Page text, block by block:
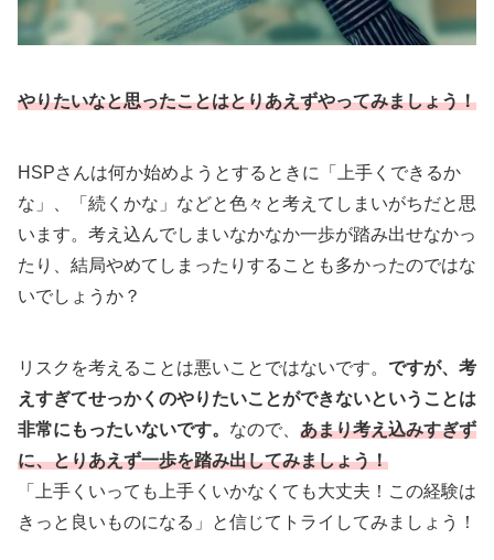
やりたいなと思ったことはとりあえずやってみましょう！
HSPさんは何か始めようとするときに「上手くできるか
な」、「続くかな」などと色々と考えてしまいがちだと思
います。考え込んでしまいなかなか一歩が踏み出せなかっ
たり、結局やめてしまったりすることも多かったのではな
いでしょうか？
リスクを考えることは悪いことではないです。 ですが、考
えすぎてせっかくのやりたいことができないということは
非常にもったいないです。 なので、 あまり考え込みすぎず
に、とりあえず一歩を踏み出してみましょう！
「上手くいっても上手くいかなくても大丈夫！この経験は
きっと良いものになる」と信じてトライしてみましょう！